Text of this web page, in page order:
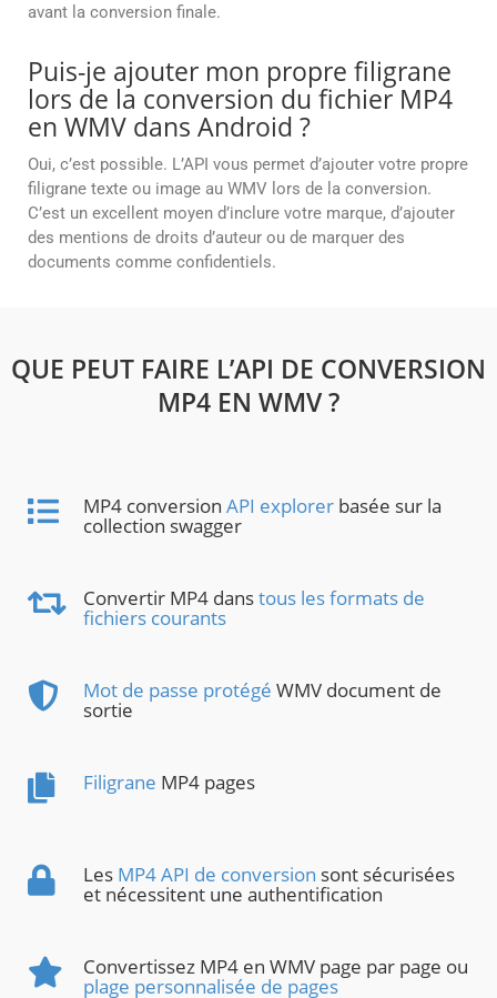
avant la conversion finale.
Puis-je ajouter mon propre filigrane
lors de la conversion du fichier MP4
en WMV dans Android ?
Oui, c’est possible. L’API vous permet d’ajouter votre propre
filigrane texte ou image au WMV lors de la conversion.
C’est un excellent moyen d’inclure votre marque, d’ajouter
des mentions de droits d’auteur ou de marquer des
documents comme confidentiels.
QUE PEUT FAIRE L’API DE CONVERSION
MP4 EN WMV ?
MP4 conversion API explorer basée sur la
collection swagger
Convertir MP4 danstous les formats de
fichiers courants
Mot de passe protégé WMV document de
sortie
Filigrane MP4 pages
Les MP4 API de conversion sont sécurisées
et nécessitent une authentification
Convertissez MP4 en WMV page par page ou
plage personnalisée de pages